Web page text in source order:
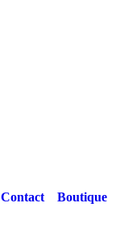
Contact Boutique